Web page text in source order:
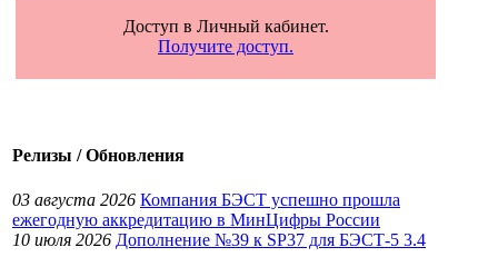
Доступ в Личный кабинет.
Получите доступ.
Релизы / Обновления
03 августа 2026 Компания БЭСТ успешно прошла
ежегодную аккредитацию в МинЦифры России
10 июля 2026 Дополнение №39 к SP37 для БЭСТ-5 3.4